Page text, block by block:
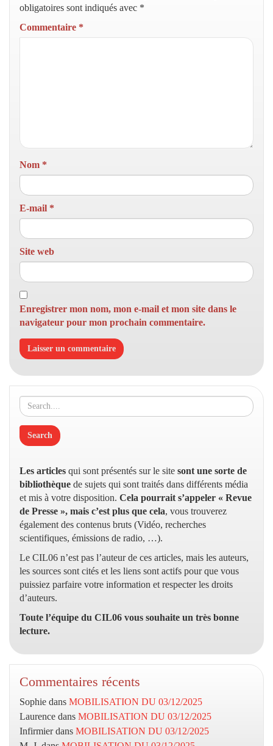
obligatoires sont indiqués avec *
Commentaire *
Nom *
E-mail *
Site web
Enregistrer mon nom, mon e-mail et mon site dans le
navigateur pour mon prochain commentaire.
Les articles qui sont présentés sur le site sont une sorte de
bibliothèque de sujets qui sont traités dans différents média
et mis à votre disposition. Cela pourrait s’appeler « Revue
de Presse », mais c’est plus que cela, vous trouverez
également des contenus bruts (Vidéo, recherches
scientifiques, émissions de radio, …).
Le CIL06 n’est pas l’auteur de ces articles, mais les auteurs,
les sources sont cités et les liens sont actifs pour que vous
puissiez parfaire votre information et respecter les droits
d’auteurs.
Toute l’équipe du CIL06 vous souhaite un très bonne
lecture.
Commentaires récents
Sophie dans MOBILISATION DU 03/12/2025
Laurence dans MOBILISATION DU 03/12/2025
Infirmierdans MOBILISATION DU 03/12/2025